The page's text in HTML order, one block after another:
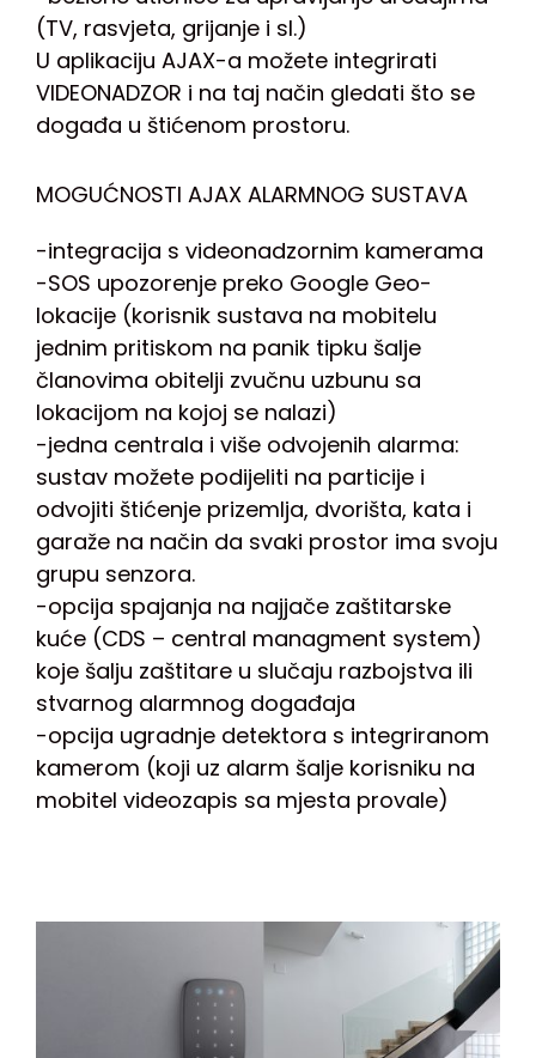
(TV, rasvjeta, grijanje i sl.)
U aplikaciju AJAX-a možete integrirati
VIDEONADZOR i na taj način gledati što se
događa u štićenom prostoru.
MOGUĆNOSTI AJAX ALARMNOG SUSTAVA
-integracija s videonadzornim kamerama
-SOS upozorenje preko Google Geo-
lokacije (korisnik sustava na mobitelu
jednim pritiskom na panik tipku šalje
članovima obitelji zvučnu uzbunu sa
lokacijom na kojoj se nalazi)
-jedna centrala i više odvojenih alarma:
sustav možete podijeliti na particije i
odvojiti štićenje prizemlja, dvorišta, kata i
garaže na način da svaki prostor ima svoju
grupu senzora.
-opcija spajanja na najjače zaštitarske
kuće (CDS – central managment system)
koje šalju zaštitare u slučaju razbojstva ili
stvarnog alarmnog događaja
-opcija ugradnje detektora s integriranom
kamerom (koji uz alarm šalje korisniku na
mobitel videozapis sa mjesta provale)